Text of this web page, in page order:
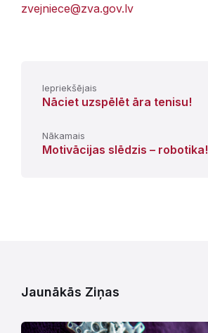
zvejniece@zva.gov.lv
Iepriekšējais
Nāciet uzspēlēt āra tenisu!
Nākamais
Motivācijas slēdzis – robotika!
Jaunākās Ziņas